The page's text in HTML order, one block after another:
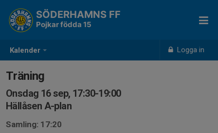
Kalender Logga in
SÖDERHAMNS FF
Pojkar födda 15
Träning
Onsdag 16 sep, 17:30-19:00
Hällåsen A-plan
Samling: 17:20